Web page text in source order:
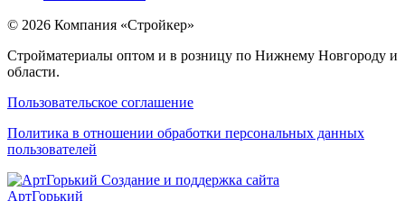
© 2026 Компания «Стройкер»
Стройматериалы оптом и в розницу по Нижнему Новгороду и
области.
Пользовательское соглашение
Политика в отношении обработки персональных данных
пользователей
Создание и поддержка сайта
АртГорький